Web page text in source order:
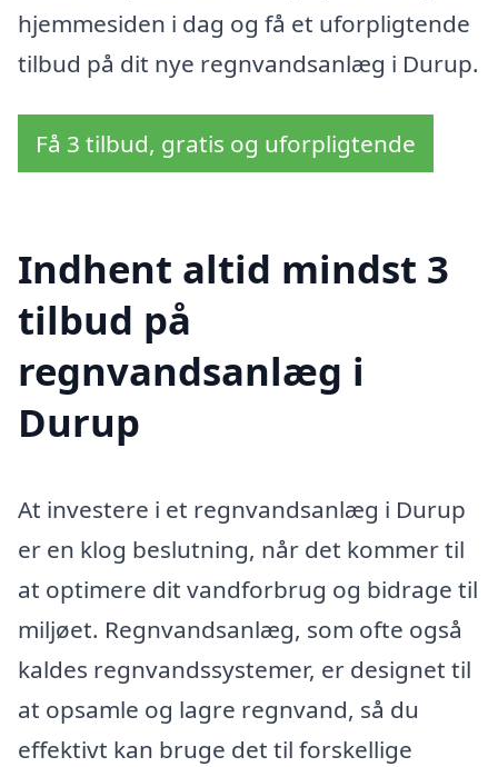
hjemmesiden i dag og få et uforpligtende
tilbud på dit nye regnvandsanlæg i Durup.
Få 3 tilbud, gratis og uforpligtende
Indhent altid mindst 3
tilbud på
regnvandsanlæg i
Durup
At investere i et regnvandsanlæg i Durup
er en klog beslutning, når det kommer til
at optimere dit vandforbrug og bidrage til
miljøet. Regnvandsanlæg, som ofte også
kaldes regnvandssystemer, er designet til
at opsamle og lagre regnvand, så du
effektivt kan bruge det til forskellige